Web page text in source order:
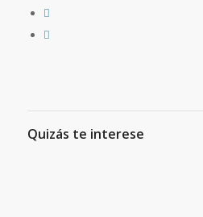
Quizás te interese